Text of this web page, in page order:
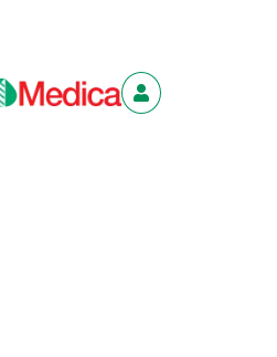
მარეგულირებელი
პანკრეატიტის და
დროს.
მოზრდილებსა და 12